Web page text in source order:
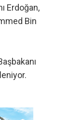
Erdoğan,
Bin